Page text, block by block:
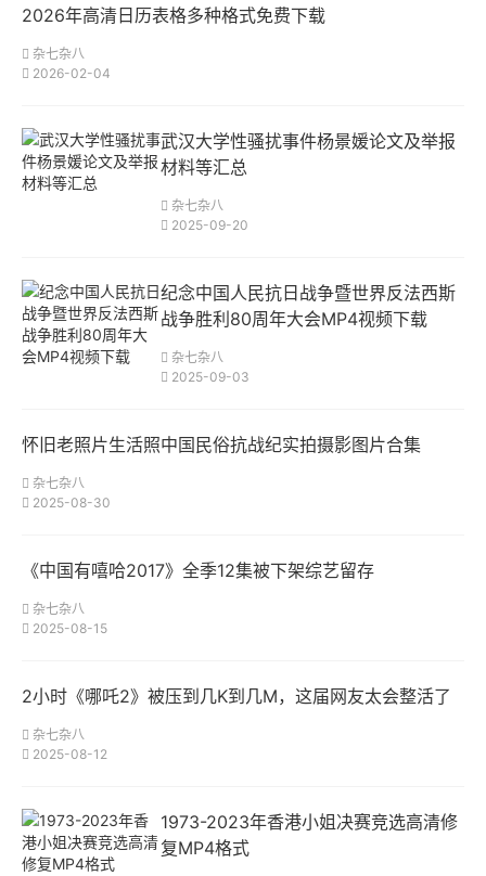
2026年高清日历表格多种格式免费下载
杂七杂八
2026-02-04
武汉大学性骚扰事件杨景媛论文及举报
材料等汇总
杂七杂八
2025-09-20
纪念中国人民抗日战争暨世界反法西斯
战争胜利80周年大会MP4视频下载
杂七杂八
2025-09-03
怀旧老照片生活照中国民俗抗战纪实拍摄影图片合集
杂七杂八
2025-08-30
《中国有嘻哈2017》全季12集被下架综艺留存
杂七杂八
2025-08-15
2小时《哪吒2》被压到几K到几M，这届网友太会整活了
杂七杂八
2025-08-12
1973-2023年香港小姐决赛竞选高清修
复MP4格式